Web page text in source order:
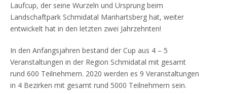
Laufcup, der seine Wurzeln und Ursprung beim
Landschaftpark Schmidatal Manhartsberg hat, weiter
entwickelt hat in den letzten zwei Jahrzehnten!
In den Anfangsjahren bestand der Cup aus 4 – 5
Veranstaltungen in der Region Schmidatal mit gesamt
rund 600 Teilnehmern. 2020 werden es 9 Veranstaltungen
in 4 Bezirken mit gesamt rund 5000 Teilnehmern sein.